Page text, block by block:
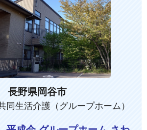
長野県岡谷市
同生活介護（グループホーム）